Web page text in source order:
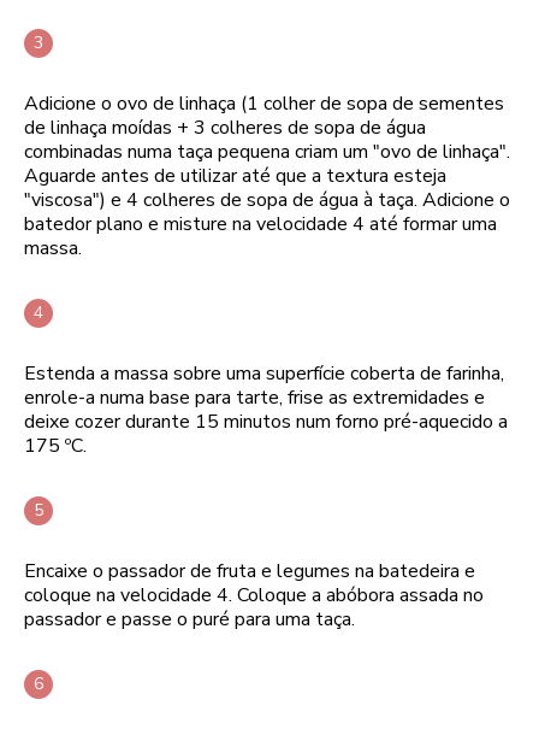
Adicione o ovo de linhaça (1 colher de sopa de sementes
de linhaça moídas + 3 colheres de sopa de água
combinadas numa taça pequena criam um "ovo de linhaça".
Aguarde antes de utilizar até que a textura esteja
"viscosa") e 4 colheres de sopa de água à taça. Adicione o
batedor plano e misture na velocidade 4 até formar uma
massa.
Estenda a massa sobre uma superfície coberta de farinha,
enrole-a numa base para tarte, frise as extremidades e
deixe cozer durante 15 minutos num forno pré-aquecido a
175 ºC.
Encaixe o passador de fruta e legumes na batedeira e
coloque na velocidade 4. Coloque a abóbora assada no
passador e passe o puré para uma taça.